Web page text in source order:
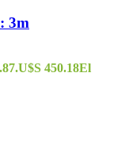
3m
U$S 450.18El